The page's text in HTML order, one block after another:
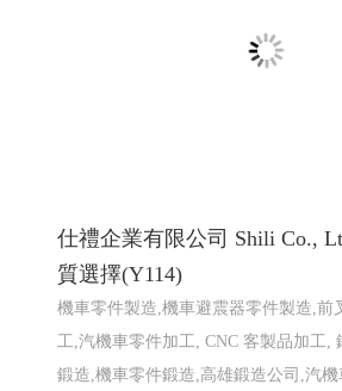
仕禮企業有限公司 Shili Co.,
質選擇(Y114)
機車零件製造,機車避震器零件製造,前
工,汽機車零件加工, CNC 客製品加工,
鍛造,機車零件鍛造,高雄鍛造公司,汽機